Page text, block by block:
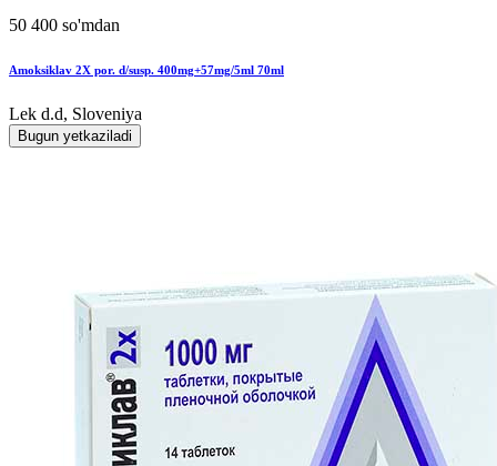
50 400 so'mdan
Amoksiklav 2X por. d/susp. 400mg+57mg/5ml 70ml
Lek d.d, Sloveniya
Bugun yetkaziladi